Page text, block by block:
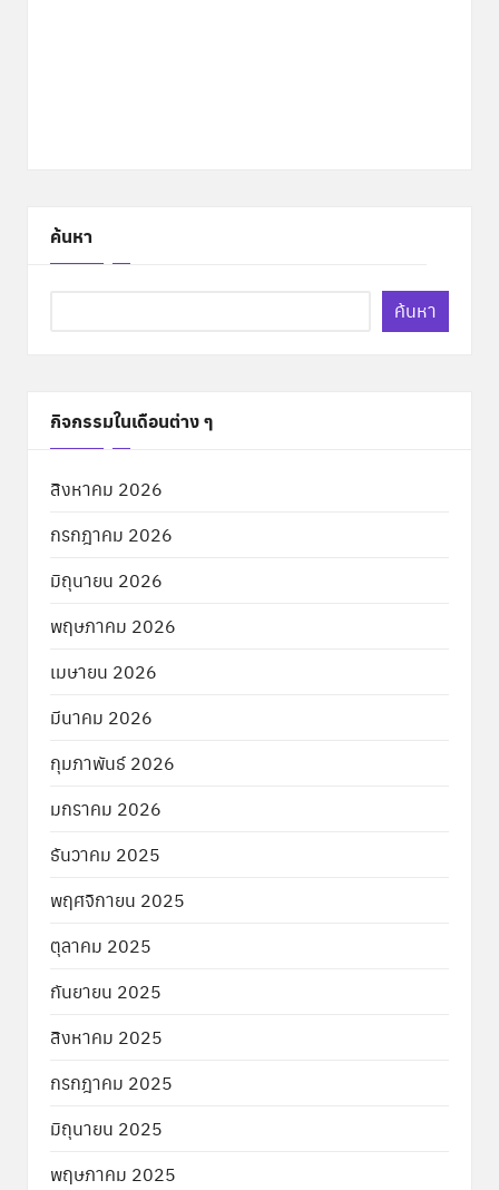
ค้นหา
ค้นหา
กิจกรรมในเดือนต่าง ๆ
สิงหาคม 2026
กรกฎาคม 2026
มิถุนายน 2026
พฤษภาคม 2026
เมษายน 2026
มีนาคม 2026
กุมภาพันธ์ 2026
มกราคม 2026
ธันวาคม 2025
พฤศจิกายน 2025
ตุลาคม 2025
กันยายน 2025
สิงหาคม 2025
กรกฎาคม 2025
มิถุนายน 2025
พฤษภาคม 2025